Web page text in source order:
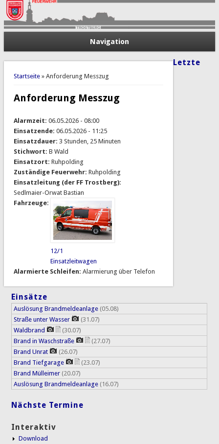
Navigation
Sie sind hier
Startseite» Anforderung Messzug
Anforderung Messzug
Alarmzeit: 06.05.2026 - 08:00
Einsatzende: 06.05.2026 - 11:25
Einsatzdauer: 3 Stunden, 25 Minuten
Stichwort: B Wald
Einsatzort: Ruhpolding
Zuständige Feuerwehr: Ruhpolding
Einsatzleitung (der FF Trostberg):
Sedlmaier-Orwat Bastian
Fahrzeuge:
12/1
Einsatzleitwagen
Alarmierte Schleifen: Alarmierung über Telefon
Letzte
Einsätze
Auslösung Brandmeldeanlage (05.08)
Straße unter Wasser
(31.07)
Waldbrand
(30.07)
Brand in Waschstraße
(27.07)
Brand Unrat
(26.07)
Brand Tiefgarage
(23.07)
Brand Mülleimer (20.07)
Auslösung Brandmeldeanlage (16.07)
Nächste Termine
Interaktiv
Download